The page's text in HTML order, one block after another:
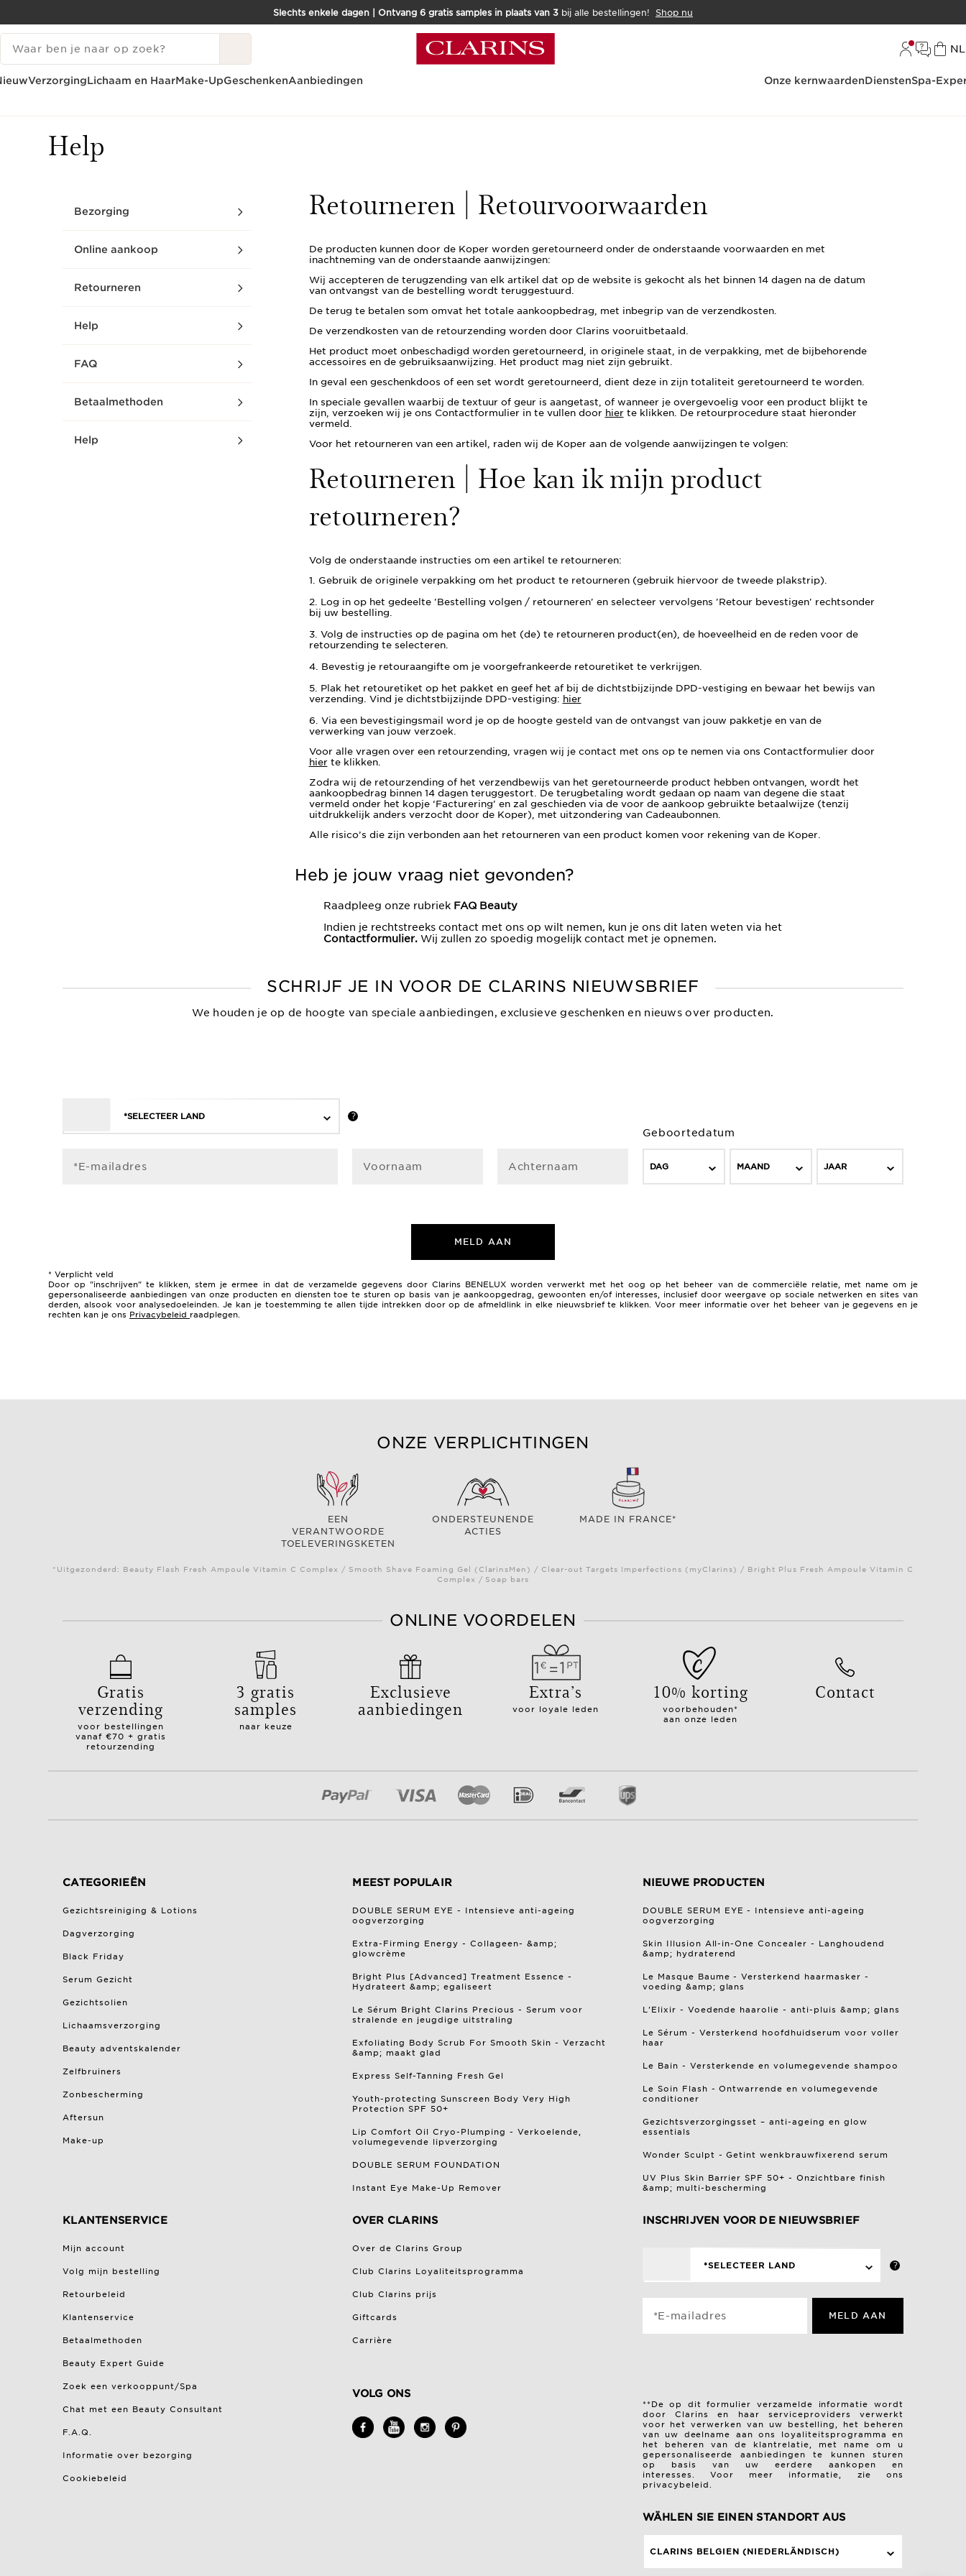
DOORGAAN NAAR INHOUD
GA NAAR DE VOETTEKST
Slechts enkele dagen | Ontvang 6 gratis samples in plaats van 3 bij alle bestellingen!
Shop nu
ZOEKGESCHIEDENIS
NL
VerzorgingLichaam en HaarMake-UpGeschenkenAanbiedingen Onze kernwaardenDienstenSpa-
Help
Bezorging
Online aankoop
Retourneren
Help
FAQ
Betaalmethoden
Help
Retourneren | Retourvoorwaarden
De producten kunnen door de Koper worden geretourneerd onder de onderstaande voorwaarden en met
inachtneming van de onderstaande aanwijzingen:
Wij accepteren de terugzending van elk artikel dat op de website is gekocht als het binnen 14 dagen na de datum
van ontvangst van de bestelling wordt teruggestuurd.
De terug te betalen som omvat het totale aankoopbedrag, met inbegrip van de verzendkosten.
De verzendkosten van de retourzending worden door Clarins vooruitbetaald.
Het product moet onbeschadigd worden geretourneerd, in originele staat, in de verpakking, met de bijbehorende
accessoires en de gebruiksaanwijzing. Het product mag niet zijn gebruikt.
In geval een geschenkdoos of een set wordt geretourneerd, dient deze in zijn totaliteit geretourneerd te worden.
In speciale gevallen waarbij de textuur of geur is aangetast, of wanneer je overgevoelig voor een product blijkt te
zijn, verzoeken wij je ons Contactformulier in te vullen door hierte klikken. De retourprocedure staat hieronder
vermeld.
Voor het retourneren van een artikel, raden wij de Koper aan de volgende aanwijzingen te volgen:
Retourneren | Hoe kan ik mijn product
retourneren?
Volg de onderstaande instructies om een artikel te retourneren:
1. Gebruik de originele verpakking om het product te retourneren (gebruik hiervoor de tweede plakstrip).
2. Log in op het gedeelte 'Bestelling volgen / retourneren' en selecteer vervolgens 'Retour bevestigen' rechtsonder
bij uw bestelling.
3. Volg de instructies op de pagina om het (de) te retourneren product(en), de hoeveelheid en de reden voor de
retourzending te selecteren.
4. Bevestig je retouraangifte om je voorgefrankeerde retouretiket te verkrijgen.
5. Plak het retouretiket op het pakket en geef het af bij de dichtstbijzijnde DPD-vestiging en bewaar het bewijs van
verzending. Vind je dichtstbijzijnde DPD-vestiging: hier
6. Via een bevestigingsmail word je op de hoogte gesteld van de ontvangst van jouw pakketje en van de
verwerking van jouw verzoek.
Voor alle vragen over een retourzending, vragen wij je contact met ons op te nemen via ons Contactformulier door
hierte klikken.
Zodra wij de retourzending of het verzendbewijs van het geretourneerde product hebben ontvangen, wordt het
aankoopbedrag binnen 14 dagen teruggestort. De terugbetaling wordt gedaan op naam van degene die staat
vermeld onder het kopje ‘Facturering’ en zal geschieden via de voor de aankoop gebruikte betaalwijze (tenzij
uitdrukkelijk anders verzocht door de Koper), met uitzondering van Cadeaubonnen.
Alle risico’s die zijn verbonden aan het retourneren van een product komen voor rekening van de Koper.
Heb je jouw vraag niet gevonden?
Raadpleeg onze rubriek FAQ Beauty
Indien je rechtstreeks contact met ons op wilt nemen, kun je ons dit laten weten via het
Contactformulier. Wij zullen zo spoedig mogelijk contact met je opnemen.
SCHRIJF JE IN VOOR DE CLARINS NIEUWSBRIEF
We houden je op de hoogte van speciale aanbiedingen, exclusieve geschenken en nieuws over producten.
*SELECTEER LAND
*E-mailadres Voornaam Achternaam
Geboortedatum
DAG MAAND JAAR
MELD AAN
* Verplicht veld
Door op "inschrijven" te klikken, stem je ermee in dat de verzamelde gegevens door Clarins BENELUX worden verwerkt met het oog op het beheer van de commerciële relatie, met name om je
gepersonaliseerde aanbiedingen van onze producten en diensten toe te sturen op basis van je aankoopgedrag, gewoonten en/of interesses, inclusief door weergave op sociale netwerken en sites van
derden, alsook voor analysedoeleinden. Je kan je toestemming te allen tijde intrekken door op de afmeldlink in elke nieuwsbrief te klikken. Voor meer informatie over het beheer van je gegevens en je
rechten kan je ons Privacybeleid raadplegen.
ONZE VERPLICHTINGEN
EEN
VERANTWOORDE
TOELEVERINGSKETEN
ONDERSTEUNENDE
ACTIES
MADE IN FRANCE*
*Uitgezonderd: Beauty Flash Fresh Ampoule Vitamin C Complex / Smooth Shave Foaming Gel (ClarinsMen) / Clear-out Targets Imperfections (myClarins) / Bright Plus Fresh Ampoule Vitamin C
Complex / Soap bars
ONLINE VOORDELEN
Gratis
verzending
voor bestellingen
vanaf €70 + gratis
retourzending
3 gratis
samples
naar keuze
Exclusieve
aanbiedingen
Extra’s
voor loyale leden
10% korting
voorbehouden*
aan onze leden
Contact
CATEGORIEËN
Gezichtsreiniging & Lotions
Dagverzorging
Black Friday
Serum Gezicht
Gezichtsolien
Lichaamsverzorging
Beauty adventskalender
Zelfbruiners
Zonbescherming
Aftersun
Make-up
MEEST POPULAIR
DOUBLE SERUM EYE - Intensieve anti-ageing
oogverzorging
Extra-Firming Energy - Collageen- &amp;
glowcrème
Bright Plus [Advanced] Treatment Essence -
Hydrateert &amp; egaliseert
Le Sérum Bright Clarins Precious - Serum voor
stralende en jeugdige uitstraling
Exfoliating Body Scrub For Smooth Skin - Verzacht
&amp; maakt glad
Express Self-Tanning Fresh Gel
Youth-protecting Sunscreen Body Very High
Protection SPF 50+
Lip Comfort Oil Cryo-Plumping - Verkoelende,
volumegevende lipverzorging
DOUBLE SERUM FOUNDATION
Instant Eye Make-Up Remover
NIEUWE PRODUCTEN
DOUBLE SERUM EYE - Intensieve anti-ageing
oogverzorging
Skin Illusion All-in-One Concealer - Langhoudend
&amp; hydraterend
Le Masque Baume - Versterkend haarmasker -
voeding &amp; glans
L'Elixir - Voedende haarolie - anti-pluis &amp; glans
Le Sérum - Versterkend hoofdhuidserum voor voller
haar
Le Bain - Versterkende en volumegevende shampoo
Le Soin Flash - Ontwarrende en volumegevende
conditioner
Gezichtsverzorgingsset – anti-ageing en glow
essentials
Wonder Sculpt - Getint wenkbrauwfixerend serum
UV Plus Skin Barrier SPF 50+ - Onzichtbare finish
&amp; multi-bescherming
KLANTENSERVICE
Mijn account
Volg mijn bestelling
Retourbeleid
Klantenservice
Betaalmethoden
Beauty Expert Guide
Zoek een verkooppunt/Spa
Chat met een Beauty Consultant
F.A.Q.
Informatie over bezorging
Cookiebeleid
OVER CLARINS
Over de Clarins Group
Club Clarins Loyaliteitsprogramma
Club Clarins prijs
Giftcards
Carrière
VOLG ONS
INSCHRIJVEN VOOR DE NIEUWSBRIEF
*SELECTEER LAND
*E-mailadres MELD AAN
**De op dit formulier verzamelde informatie wordt
door Clarins en haar serviceproviders verwerkt
voor het verwerken van uw bestelling, het beheren
van uw deelname aan ons loyaliteitsprogramma en
het beheren van de klantrelatie, met name om u
gepersonaliseerde aanbiedingen te kunnen sturen
op basis van uw eerdere aankopen en
interesses. Voor meer informatie, zie ons
privacybeleid.
WÄHLEN SIE EINEN STANDORT AUS
CLARINS BELGIEN (NIEDERLÄNDISCH)